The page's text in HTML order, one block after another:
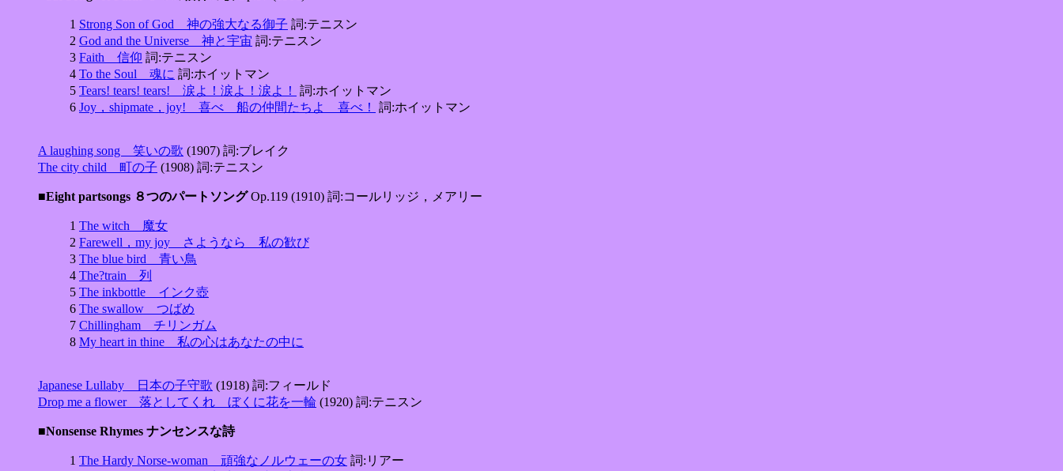
1 Strong Son of God 神の強大なる御子 詞:テニスン
2 God and the Universe 神と宇宙 詞:テニスン
3 Faith 信仰 詞:テニスン
4 To the Soul 魂に 詞:ホイットマン
5 Tears! tears! tears! 涙よ！涙よ！涙よ！
詞:ホイットマン
6 Joy，shipmate，joy! 喜べ 船の仲間たちよ 喜べ！ 詞:ホイットマン
A laughing song 笑いの歌 (1907) 詞:ブレイク
The city child 町の子 (1908) 詞:テニスン
■Eight partsongs ８つのパートソングOp.119 (1910) 詞:コールリッジ，メアリー
1 The witch 魔女
2 Farewell，my joy さようなら 私の歓び
3 The blue bird 青い鳥
4 The?train 列
5 The inkbottle インク壺
6 The swallow つばめ
7 Chillingham チリンガム
8 My heart in thine 私の心はあなたの中に
Japanese Lullaby 日本の子守歌 (1918) 詞:フィールド
Drop me a flower 落としてくれ ぼくに花を一輪 (1920) 詞:テニスン
■Nonsense Rhymes ナンセンスな詩
1 The Hardy Norse-woman 頑強なノルウェーの女 詞:リアー